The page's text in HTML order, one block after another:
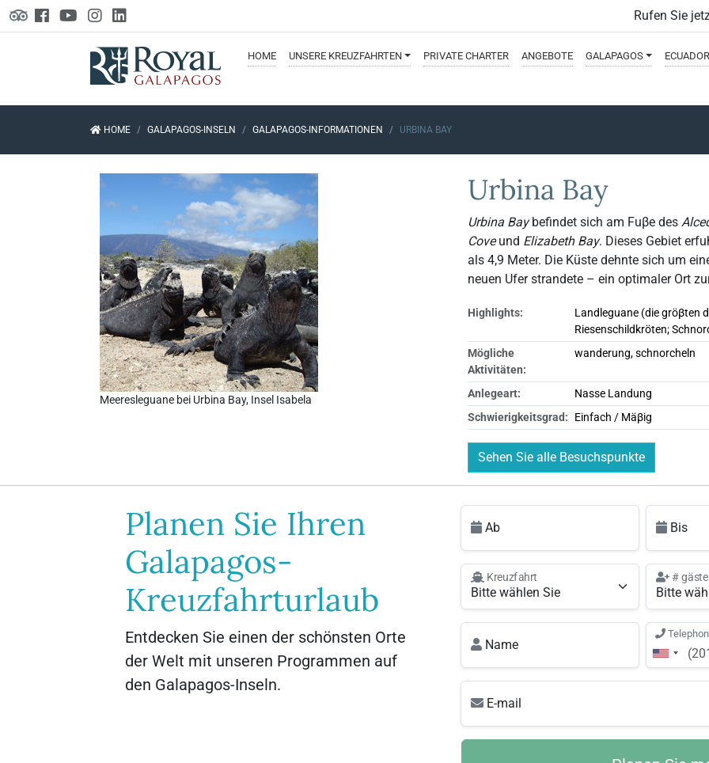
Rufen Sie
HOME UNSERE KREUZFAHRTEN PRIVATE CHARTER ANGEBOTE GALAPAGOS ECUADOR
HOME GALAPAGOS-INSELN GALAPAGOS-INFORMATIONEN URBINA BAY
Meeresleguane bei Urbina Bay, Insel Isabela
Urbina Bay
Urbina Baybefindet sich am Fuβe des
Coveund Elizabeth Bay. Dieses Gebiet
als 4,9 Meter. Die Küste dehnte sich um
neuen Ufer strandete – ein optimaler Ort
Highlights:
Landleguane (die gröβten
Riesenschildkröten;
Mögliche
Aktivitäten:
wanderung, schnorcheln
Anlegeart:
Nasse Landung
Schwierigkeitsgrad:
Einfach / Mäβig
Sehen Sie alle Besuchspunkte
Planen Sie Ihren
Galapagos-
Kreuzfahrturlaub
Entdecken Sie einen der schönsten Orte
der Welt mit unseren Programmen auf
den Galapagos-Inseln.
Ab Bis
Kreuzfahrt # gäste
Name
E-mail